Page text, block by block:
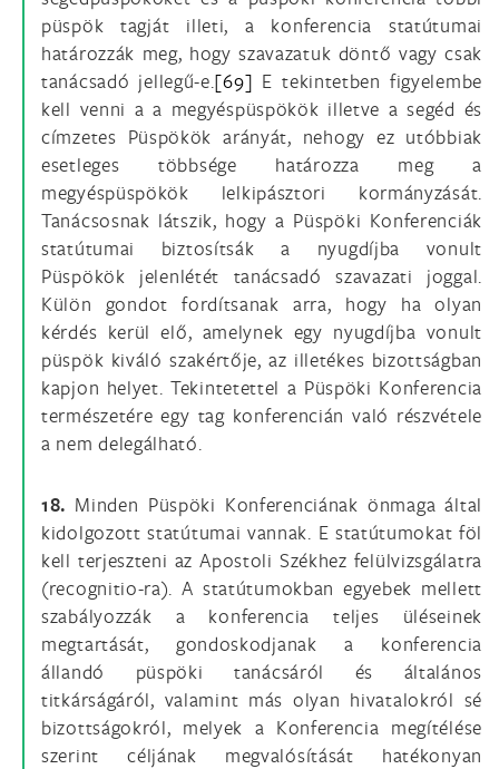
püspök tagját illeti, a konferencia statútumai
határozzák meg, hogy szavazatuk döntő vagy csak
tanácsadó jellegű-e.[69] E tekintetben figyelembe
kell venni a a megyéspüspökök illetve a segéd és
címzetes Püspökök arányát, nehogy ez utóbbiak
esetleges többsége határozza meg a
megyéspüspökök lelkipásztori kormányzását.
Tanácsosnak látszik, hogy a Püspöki Konferenciák
statútumai biztosítsák a nyugdíjba vonult
Püspökök jelenlétét tanácsadó szavazati joggal.
Külön gondot fordítsanak arra, hogy ha olyan
kérdés kerül elő, amelynek egy nyugdíjba vonult
püspök kiváló szakértője, az illetékes bizottságban
kapjon helyet. Tekintetettel a Püspöki Konferencia
természetére egy tag konferencián való részvétele
a nem delegálható.
18. Minden Püspöki Konferenciának önmaga által
kidolgozott statútumai vannak. E statútumokat föl
kell terjeszteni az Apostoli Székhez felülvizsgálatra
(recognitio-ra). A statútumokban egyebek mellett
szabályozzák a konferencia teljes üléseinek
megtartását, gondoskodjanak a konferencia
állandó püspöki tanácsáról és általános
titkárságáról, valamint más olyan hivatalokról sé
bizottságokról, melyek a Konferencia megítélése
szerint céljának megvalósítását hatékonyan